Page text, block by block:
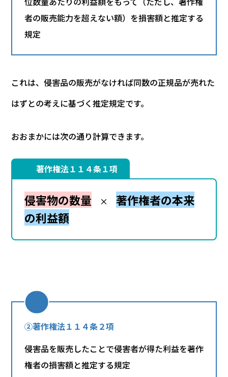
者の販売能力を超えない額）を損害額と推定する
規定
これは、侵害品の販売がなければ同数の正規品が売れた
はずとの考えに基づく推定規定です。
おおまかには次の通り計算できます。
著作権法１１４条１項
侵害物の数量 × 著作権者の本来
の利益額
②著作権法１１４条２項
侵害品を販売したことで侵害者が得た利益を著作
権者の損害額と推定する規定